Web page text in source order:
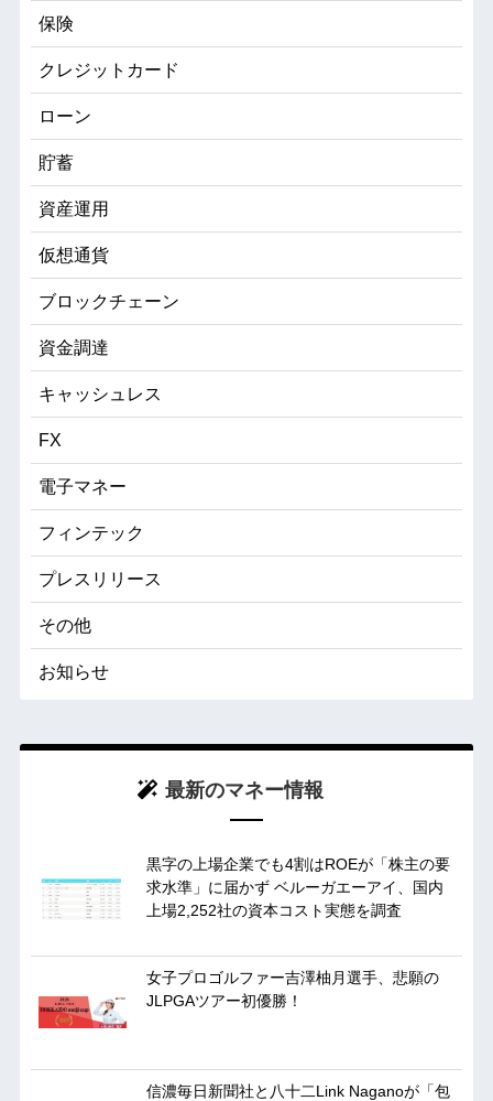
保険
クレジットカード
ローン
貯蓄
資産運用
仮想通貨
ブロックチェーン
資金調達
キャッシュレス
FX
電子マネー
フィンテック
プレスリリース
その他
お知らせ
最新のマネー情報
黒字の上場企業でも4割はROEが「株主の要
求水準」に届かず ベルーガエーアイ、国内
上場2,252社の資本コスト実態を調査
女子プロゴルファー吉澤柚月選手、悲願の
JLPGAツアー初優勝！
信濃毎日新聞社と八十二Link Naganoが「包